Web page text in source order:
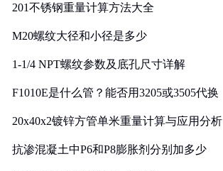
201不锈钢重量计算方法大全
M20螺纹大径和小径是多少
1-1/4 NPT螺纹参数及底孔尺寸详解
F1010E是什么管？能否用3205或3505代换
20x40x2镀锌方管单米重量计算与应用分析
抗渗混凝土中P6和P8膨胀剂分别加多少